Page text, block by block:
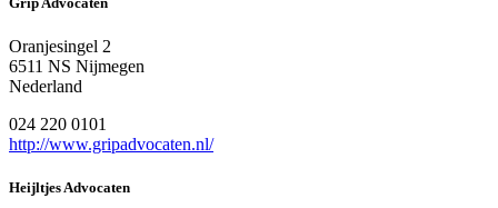
Oranjesingel 2
6511 NS Nijmegen
Nederland
024 220 0101
http://www.gripadvocaten.nl/
Heijltjes Advocaten